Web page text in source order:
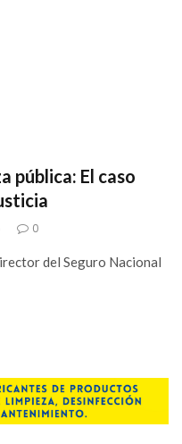
pública: El caso
0
del Seguro Nacional